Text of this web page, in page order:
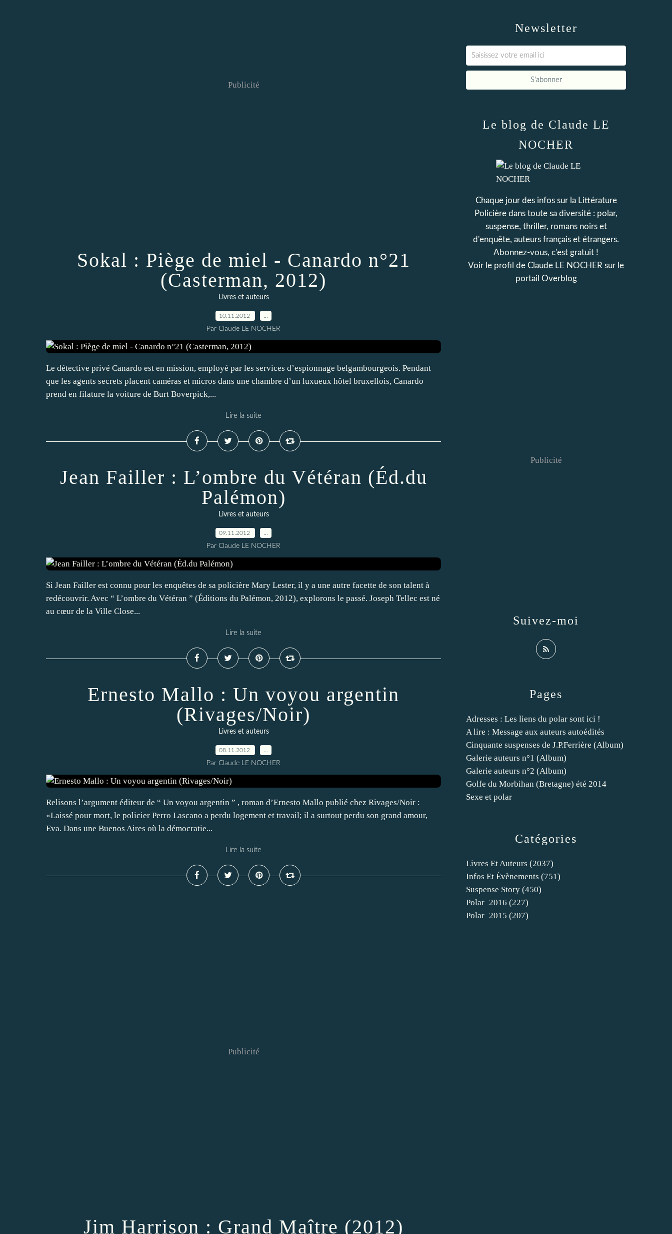
Publicité
Sokal : Piège de miel - Canardo n°21
(Casterman, 2012)
Livres et auteurs
10.11.2012
Par Claude LE NOCHER
Le détective privé Canardo est en mission, employé par les services d’espionnage belgambourgeois. Pendant
que les agents secrets placent caméras et micros dans une chambre d’un luxueux hôtel bruxellois, Canardo
prend en filature la voiture de Burt Boverpick,...
Lire la suite
Jean Failler : L’ombre du Vétéran (Éd.du
Palémon)
Livres et auteurs
09.11.2012
Par Claude LE NOCHER
Si Jean Failler est connu pour les enquêtes de sa policière Mary Lester, il y a une autre facette de son talent à
redécouvrir. Avec “ L’ombre du Vétéran ” (Éditions du Palémon, 2012), explorons le passé. Joseph Tellec est né
au cœur de la Ville Close...
Lire la suite
Ernesto Mallo : Un voyou argentin
(Rivages/Noir)
Livres et auteurs
08.11.2012
Par Claude LE NOCHER
Relisons l’argument éditeur de “ Un voyou argentin ” , roman d’Ernesto Mallo publié chez Rivages/Noir :
«Laissé pour mort, le policier Perro Lascano a perdu logement et travail; il a surtout perdu son grand amour,
Eva. Dans une Buenos Aires où la démocratie...
Lire la suite
Publicité
Jim Harrison : Grand Maître (2012)
Newsletter
Catégories
Livres Et Auteurs (2037)
Infos Et Évènements (751)
Suspense Story (450)
Polar_2016 (227)
Polar_2015 (207)
Pages
Adresses : Les liens du polar sont ici !
A lire : Message aux auteurs autoédités
Cinquante suspenses de J.P.Ferrière (Album)
Galerie auteurs n°1 (Album)
Galerie auteurs n°2 (Album)
Golfe du Morbihan (Bretagne) été 2014
Sexe et polar
Le blog de Claude LE
NOCHER
Chaque jour des infos sur la Littérature
Policière dans toute sa diversité : polar,
suspense, thriller, romans noirs et
d'enquête, auteurs français et étrangers.
Abonnez-vous, c'est gratuit !
Voir le profil de Claude LE NOCHER sur le
portail Overblog
Suivez-moi
Publicité